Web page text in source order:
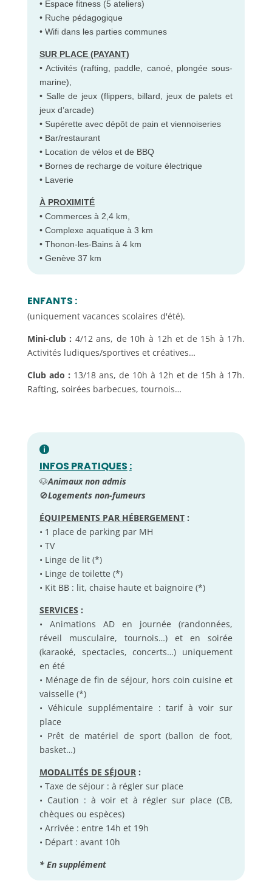
• Espace fitness (5 ateliers)
• Ruche pédagogique
• Wifi dans les parties communes
SUR PLACE (PAYANT)
• Activités (rafting, paddle, canoé, plongée sous-
marine),
• Salle de jeux (flippers, billard, jeux de palets et
jeux d’arcade)
• Supérette avec dépôt de pain et viennoiseries
• Bar/restaurant
• Location de vélos et de BBQ
• Bornes de recharge de voiture électrique
• Laverie
À PROXIMITÉ
• Commerces à 2,4 km,
• Complexe aquatique à 3 km
• Thonon-les-Bains à 4 km
• Genève 37 km
ENFANTS :
(uniquement vacances scolaires d'été).
Mini-club : 4/12 ans, de 10h à 12h et de 15h à 17h.
Activités ludiques/sportives et créatives…
Club ado : 13/18 ans, de 10h à 12h et de 15h à 17h.
Rafting, soirées barbecues, tournois…
INFOS PRATIQUES :
🐶Animaux non admis
🚫Logements non-fumeurs
ÉQUIPEMENTS PAR HÉBERGEMENT:
• 1 place de parking par MH
• TV
• Linge de lit (*)
• Linge de toilette (*)
• Kit BB : lit, chaise haute et baignoire (*)
SERVICES :
• Animations AD en journée (randonnées,
réveil musculaire, tournois…) et en soirée
(karaoké, spectacles, concerts…) uniquement
en été
• Ménage de fin de séjour, hors coin cuisine et
vaisselle (*)
• Véhicule supplémentaire : tarif à voir sur
place
• Prêt de matériel de sport (ballon de foot,
basket…)
MODALITÉS DE SÉJOUR:
• Taxe de séjour : à régler sur place
• Caution : à voir et à régler sur place (CB,
chèques ou espèces)
• Arrivée : entre 14h et 19h
• Départ : avant 10h
* En supplément